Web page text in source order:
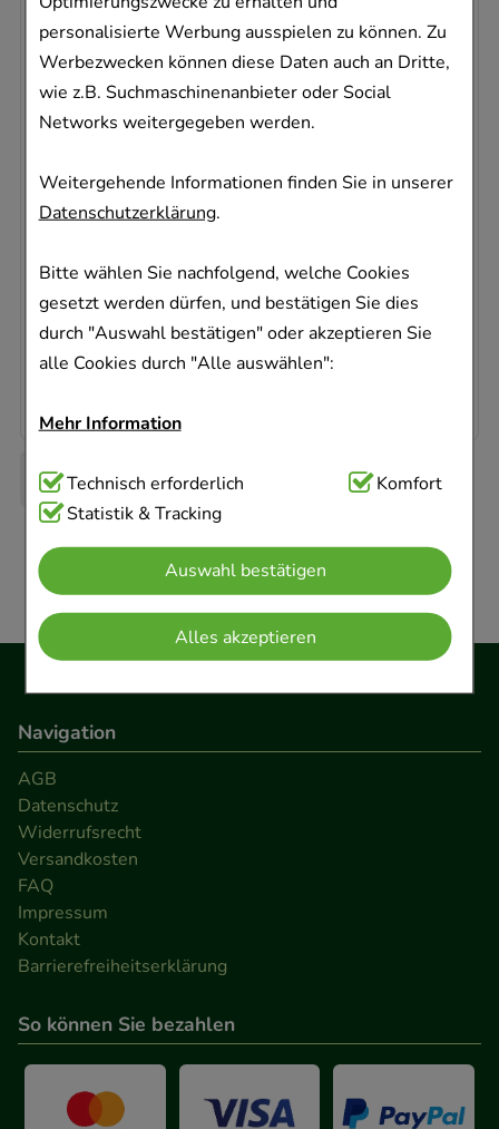
personalisierte Werbung ausspielen zu können. Zu
Werbezwecken können diese Daten auch an Dritte,
wie z.B. Suchmaschinenanbieter oder Social
Networks weitergegeben werden.
Weitergehende Informationen finden Sie in unserer
Datenschutzerklärung.
Bitte wählen Sie nachfolgend, welche Cookies
gesetzt werden dürfen, und bestätigen Sie dies
durch "Auswahl bestätigen" oder akzeptieren Sie
alle Cookies durch "Alle auswählen":
Mehr Information
Technisch Notwendig:Hierbei handelt es sich um
Cookies, die für die Grundfunktionen unserer
Website notwendig sind (z.B. Navigation,
Warenkorb, Kundenkonto), weshalb auf diese nicht
verzichtet werden kann.
Komfort:Diese Cookies werden genutzt um das
Einkaufserlebnis noch ansprechender zu gestalten,
beispielsweise für die Wiedererkennung des
Besuchers oder unsere Seite an bevorzugte
Verhaltensweisen (z.B. Spracheinstellung)
anzupassen. Komfort-Cookies ermöglichen es uns
auch auf Ihre Bedürfnisse zugeschrittene Inhalte
anzuzeigen und unser Partnerprogramm zu
betreiben.
Statistik & Tracking:Hierüber lassen sich
unserer Website sammeln, mit deren Hilfe wir
den Inhalt auf unserer Website aber auch die
Werbung auf Drittseiten möglichst relevant für Sie
Technisch erforderlich
Komfort
Statistik & Tracking
Auswahl bestätigen
Alles akzeptieren
WALA Heilmittel GmbH
5X0.5
01448317
Dieses Produkt ist zur Zeit nicht verfügbar
6,84 €
1.776,00 €pro 1 l
Navigation
AGB
Datenschutz
Widerrufsrecht
Versandkosten
FAQ
Impressum
Kontakt
Barrierefreiheitserklärung
So können Sie bezahlen